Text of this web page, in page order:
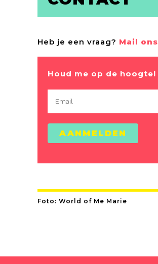
Heb je een vraag? Mail ons
Houd me op de hoogte!
Foto: World of Me Marie